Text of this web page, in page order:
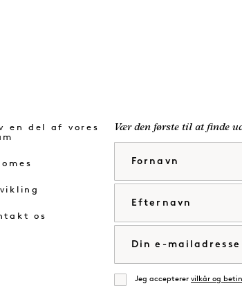
en del af vores
os
Vær den første til at finde
Jeg accepterer vilkår og